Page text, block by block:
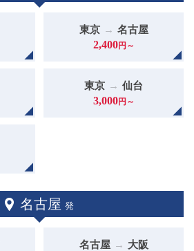
東京 → 名古屋
2,400円～
東京 → 仙台
3,000円～
名古屋 発
名古屋 → 大阪